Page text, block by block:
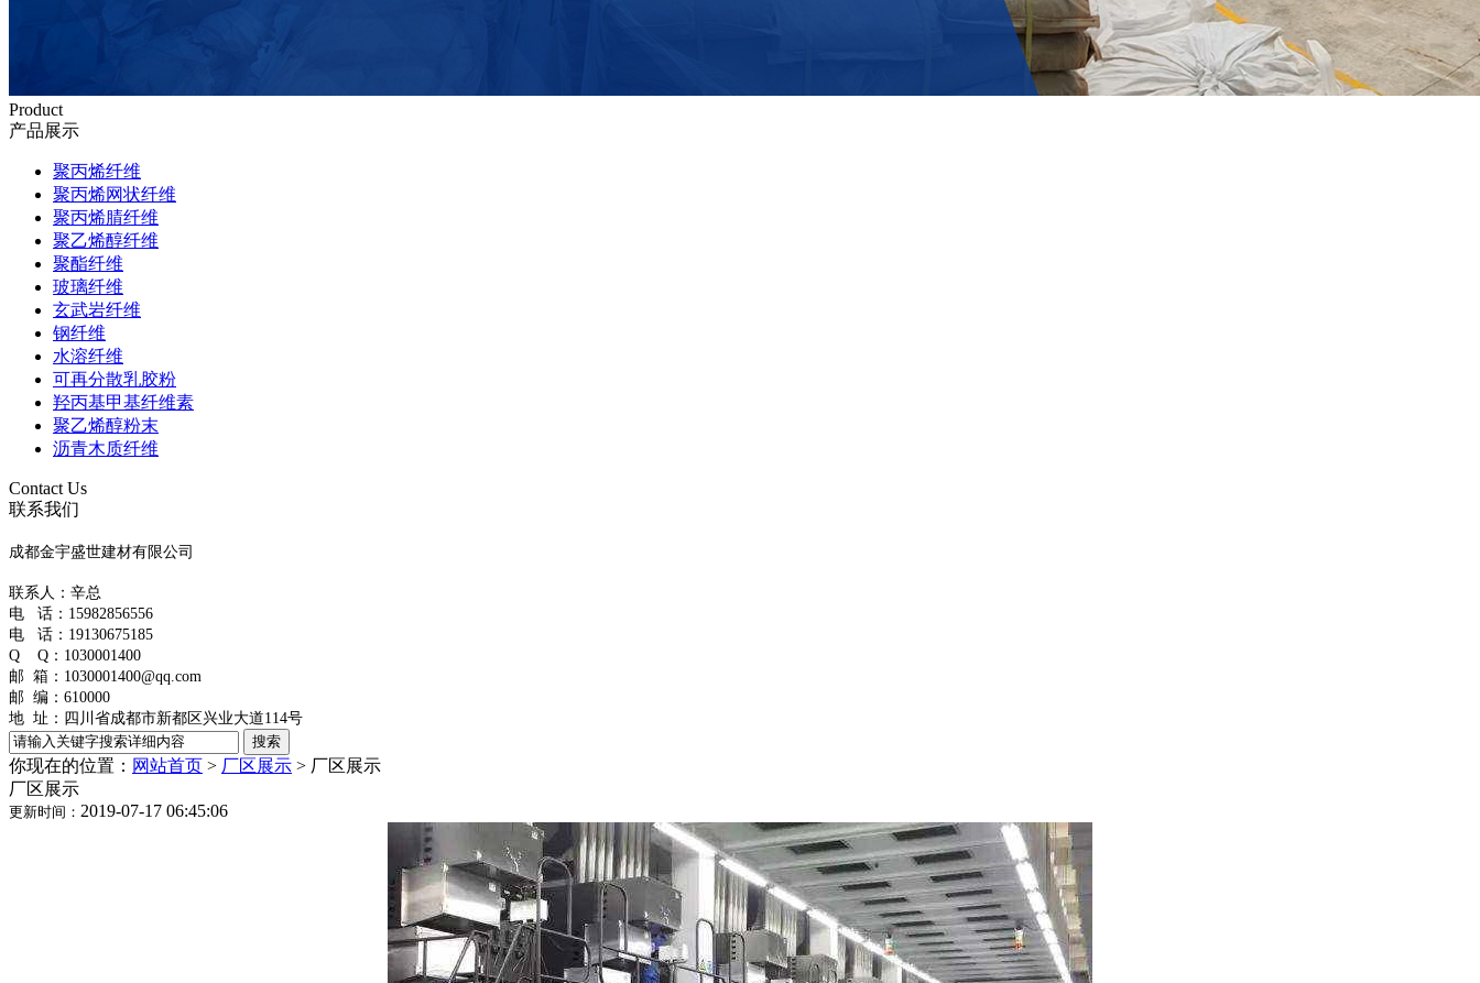
Product
产品展示
聚丙烯纤维
聚丙烯网状纤维
聚丙烯腈纤维
聚乙烯醇纤维
聚酯纤维
玻璃纤维
玄武岩纤维
钢纤维
水溶纤维
可再分散乳胶粉
羟丙基甲基纤维素
聚乙烯醇粉末
沥青木质纤维
Contact Us
联系我们
成都金宇盛世建材有限公司
联系人：辛总
电 话： 15982856556
电 话：19130675185
Q Q：1030001400
邮 箱：1030001400@qq.com
邮 编：610000
地 址： 四川省成都市新都区兴业大道114号
你现在的位置： 网站首页 > 厂区展示 > 厂区展示
厂区展示
更新时间： 2019-07-17 06:45:06